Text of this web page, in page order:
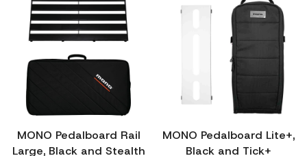
MONO Pedalboard Rail
Large, Black and Stealth
MONO Pedalboard Lite+,
Black and Tick+